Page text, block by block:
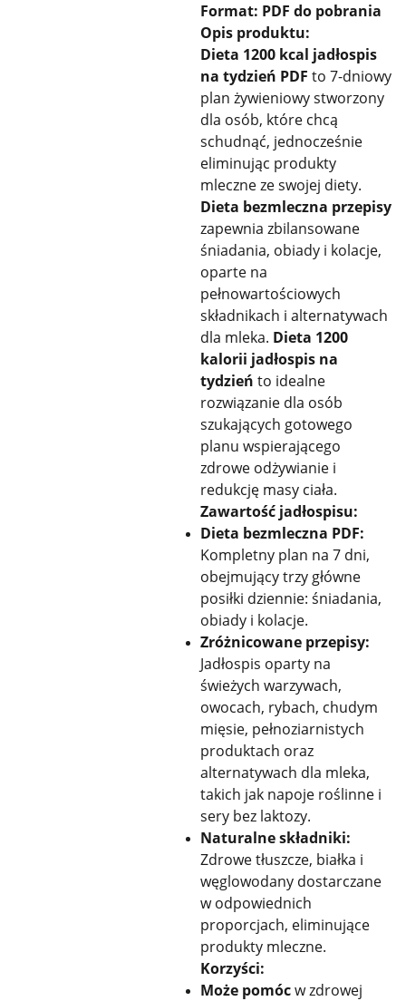
Format: PDF do pobrania
Opis produktu:
Dieta 1200 kcal jadłospis
na tydzień PDF to 7-dniowy
plan żywieniowy stworzony
dla osób, które chcą
schudnąć, jednocześnie
eliminując produkty
mleczne ze swojej diety.
Dieta bezmleczna przepisy
zapewnia zbilansowane
śniadania, obiady i kolacje,
oparte na
pełnowartościowych
składnikach i alternatywach
dla mleka. Dieta 1200
kalorii jadłospis na
tydzień to idealne
rozwiązanie dla osób
szukających gotowego
planu wspierającego
zdrowe odżywianie i
redukcję masy ciała.
Zawartość jadłospisu:
Dieta bezmleczna PDF:
Kompletny plan na 7 dni,
obejmujący trzy główne
posiłki dziennie: śniadania,
obiady i kolacje.
Zróżnicowane przepisy:
Jadłospis oparty na
świeżych warzywach,
owocach, rybach, chudym
mięsie, pełnoziarnistych
produktach oraz
alternatywach dla mleka,
takich jak napoje roślinne i
sery bez laktozy.
Naturalne składniki:
Zdrowe tłuszcze, białka i
węglowodany dostarczane
w odpowiednich
proporcjach, eliminujące
produkty mleczne.
Korzyści:
Może pomócw zdrowej